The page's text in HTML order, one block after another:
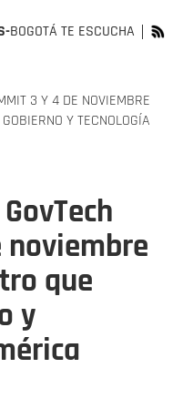
BOGOTÁ TE ESCUCHA
3 Y 4 DE NOVIEMBRE
Y TECNOLOGÍA
que
y